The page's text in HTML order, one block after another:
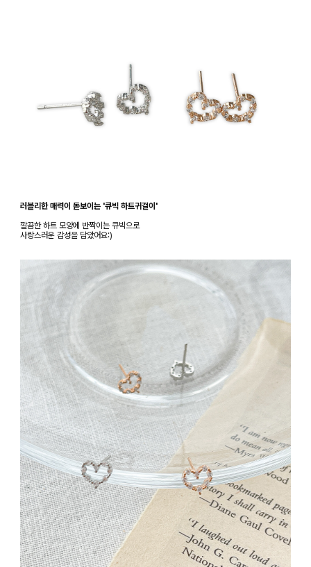
러블리한 매력이 돋보이는 '큐빅 하트귀걸이'
깔끔한 하트 모양에 반짝이는 큐빅으로
사랑스러운 감성을 담았어요:)